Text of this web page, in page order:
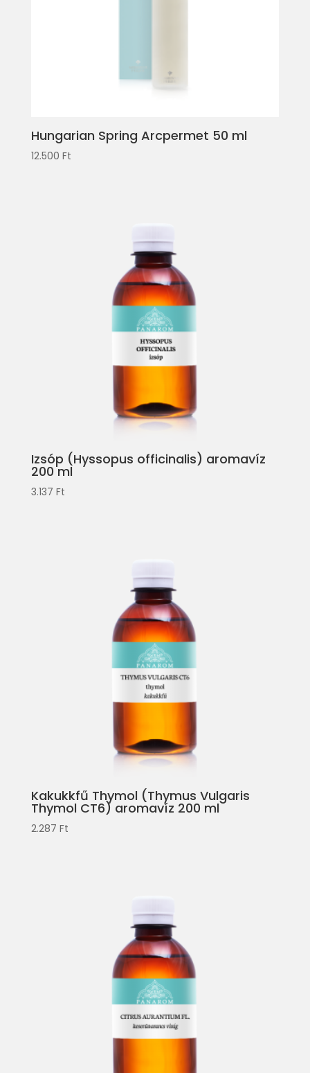
Hungarian Spring Arcpermet 50 ml
12.500 Ft
Izsóp (Hyssopus officinalis) aromavíz
200 ml
3.137 Ft
Kakukkfű Thymol (Thymus Vulgaris
Thymol CT6) aromavíz 200 ml
2.287 Ft